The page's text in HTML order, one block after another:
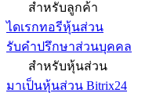
สำหรับลูกค้า
ไดเรกทอรีหุ้นส่วน
รับคำปรึกษาส่วนบุคคล
สำหรับหุ้นส่วน
มาเป็นหุ้นส่วน Bitrix24